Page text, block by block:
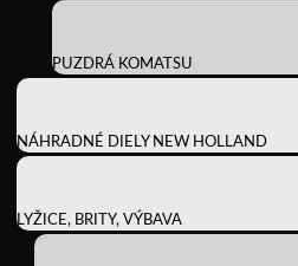
PUZDRÁ KOMATSU
NÁHRADNÉ DIELY NEW HOLLAND
LYŽICE, BRITY, VÝBAVA